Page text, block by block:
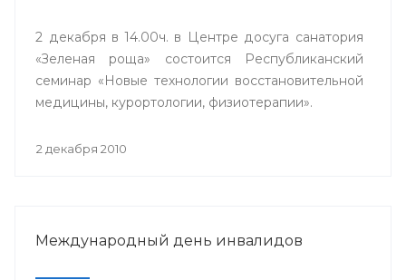
2 декабря в 14.00ч. в Центре досуга санатория
«Зеленая роща» состоится Республиканский
семинар «Новые технологии восстановительной
медицины, курортологии, физиотерапии».
2 декабря 2010
Международный день инвалидов